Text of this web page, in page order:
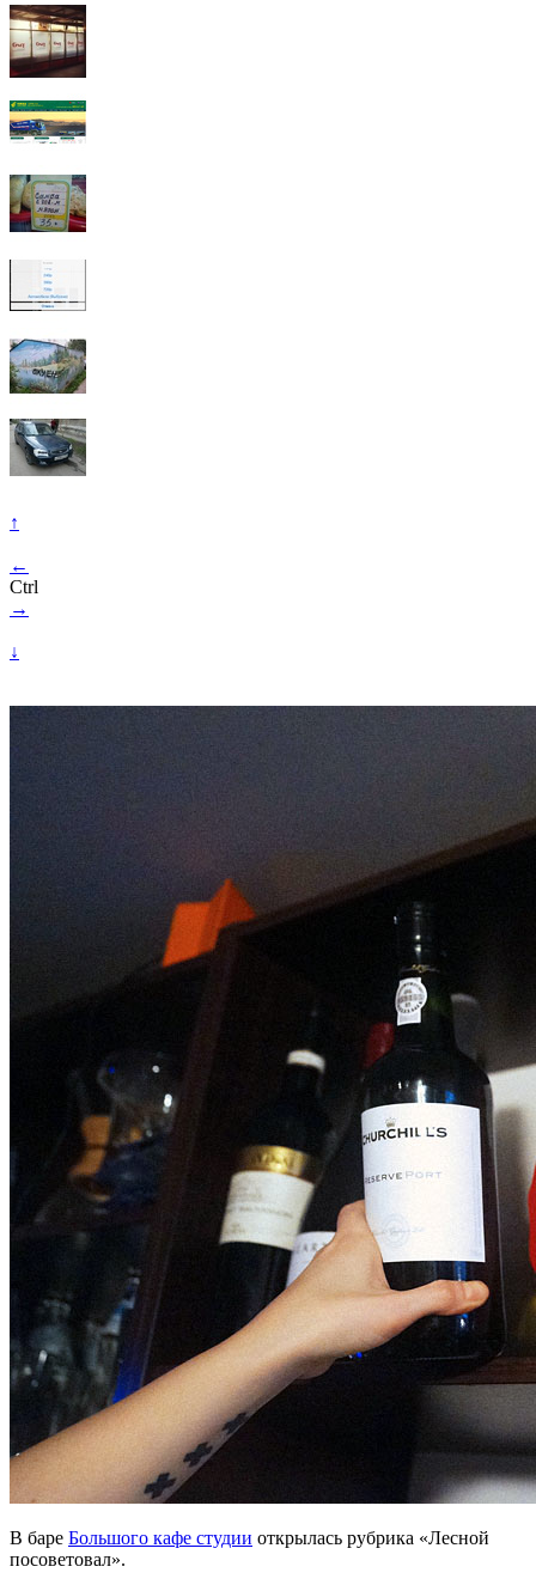
↑
←
Ctrl
→
↓
В баре Большого кафе студии открылась рубрика «Лесной
посоветовал».